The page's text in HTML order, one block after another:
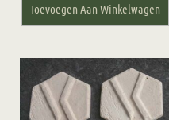
Toevoegen Aan Winkelwagen